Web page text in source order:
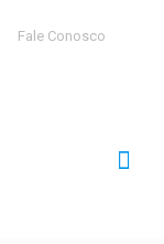
Fale Conosco